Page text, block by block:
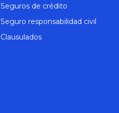
Seguros de crédito
Seguro responsabilidad civil
Clausulados